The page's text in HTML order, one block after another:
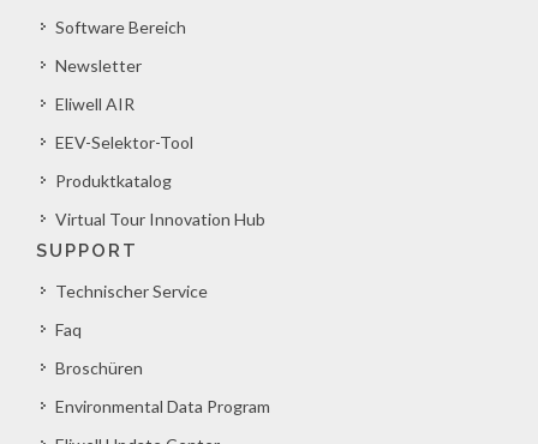
Software Bereich
Newsletter
Eliwell AIR
EEV-Selektor-Tool
Produktkatalog
Virtual Tour Innovation Hub
SUPPORT
Technischer Service
Faq
Broschüren
Environmental Data Program